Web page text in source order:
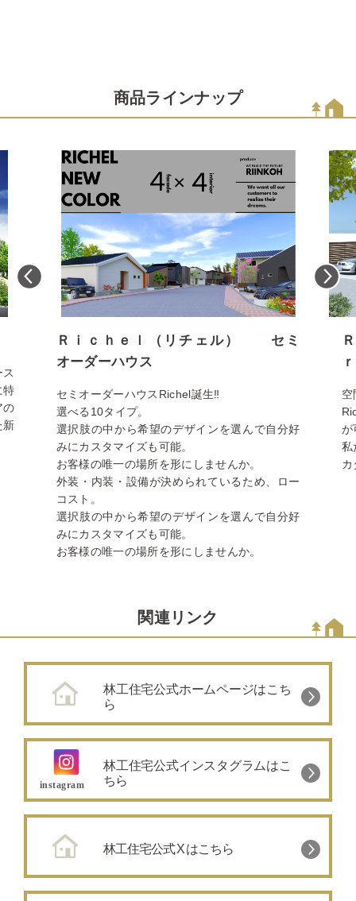
商品ラインナップ
特
の
新
Ｒｉｃｈｅｌ（リチェル） セミ
オーダーハウス
セミオーダーハウスRichel誕生‼️
選べる10タイプ。
選択肢の中から希望のデザインを選んで自分好
みにカスタマイズも可能。
お客様の唯一の場所を形にしませんか。
外装・内装・設備が決められているため、ロー
コスト。
選択肢の中から希望のデザインを選んで自分好
みにカスタマイズも可能。
お客様の唯一の場所を形にしませんか。
空
が
私
カ
関連リンク
林工住宅公式ホームページはこち
ら
林工住宅公式インスタグラムはこ
ちら
林工住宅公式 X はこちら